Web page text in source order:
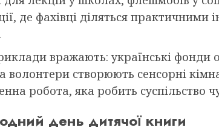
де фахівці діляться практичними
вражають: українські фонди
волонтери створюють сенсорні
робота, яка робить суспільство
день дитячої книги